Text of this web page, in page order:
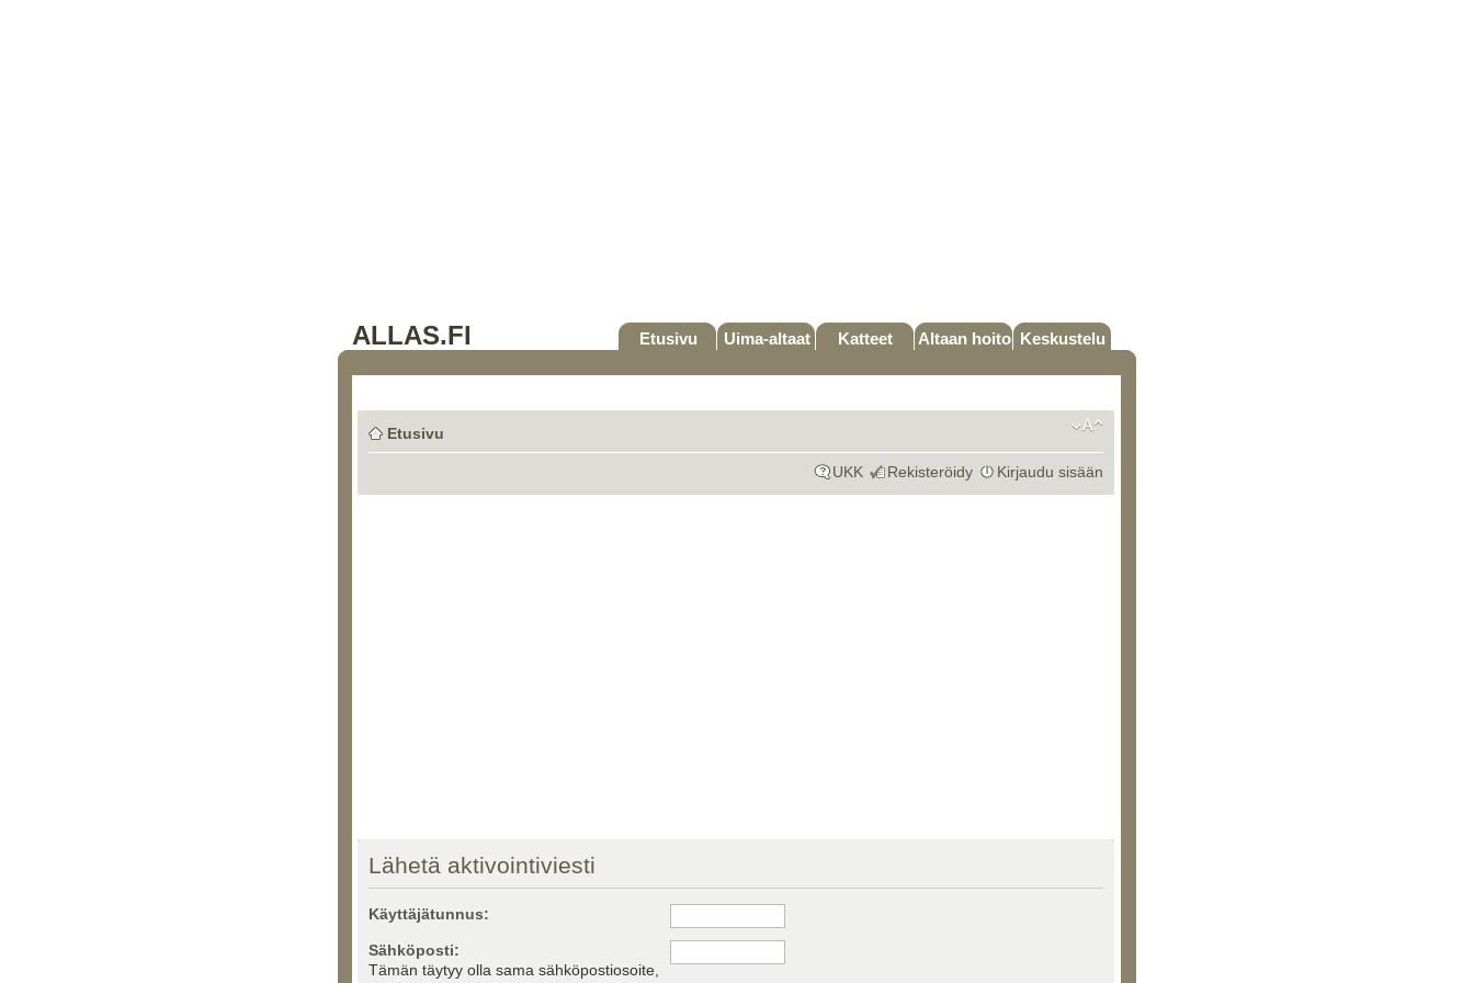
ALLAS.FI Etusivu Uima-altaat Katteet Altaan hoito Keskustelu
Etusivu
UKK Rekisteröidy Kirjaudu sisään
Lähetä aktivointiviesti
Käyttäjätunnus:
Sähköposti:
Tämän täytyy olla sama sähköpostiosoite,